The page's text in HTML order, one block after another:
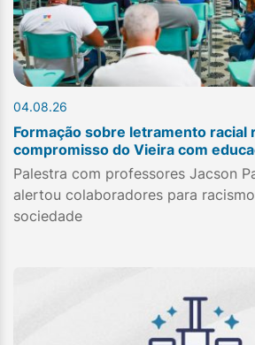
04.08.26
Formação sobre letramento racial
compromisso do Vieira com
Palestra com professores Jacson
alertou colaboradores para
sociedade